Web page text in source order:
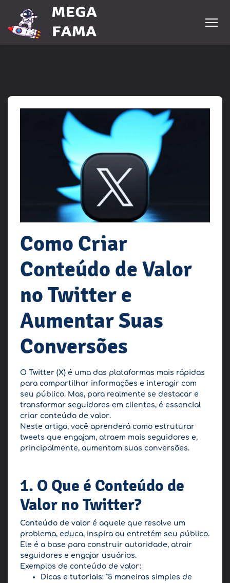
Como Criar
Conteúdo de Valor
no Twitter e
Aumentar Suas
Conversões
O Twitter (X) é uma das plataformas mais rápidas
para compartilhar informações e interagir com
seu público. Mas, para realmente se destacar e
transformar seguidores em clientes, é essencial
criar conteúdo de valor.
Neste artigo, você aprenderá como estruturar
tweets que engajam, atraem mais seguidores e,
principalmente, aumentam suas conversões.
1. O Que é Conteúdo de
Valor no Twitter?
Conteúdo de valor é aquele que resolve um
problema, educa, inspira ou entretém seu público.
Ele é a base para construir autoridade, atrair
seguidores e engajar usuários.
Exemplos de conteúdo de valor:
Dicas e tutoriais: "5 maneiras simples de